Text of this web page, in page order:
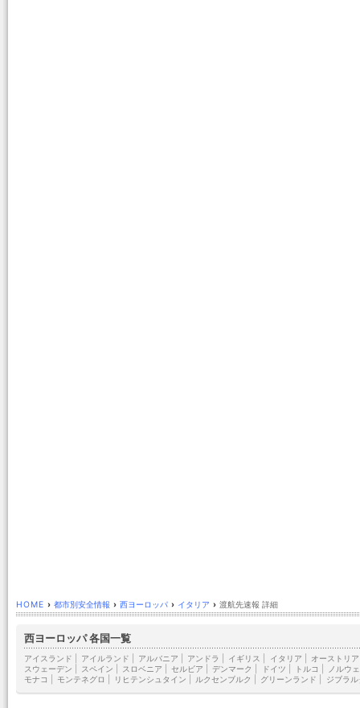
HOME › 都市別安全情報 › 西ヨーロッパ › イタリア › 渡航先速報 詳細
西ヨーロッパ 各国一覧
アイスランド アイルランド アルバニア アンドラ イギリス イタリア オーストリア
スウェーデン
スペイン スロベニア セルビア デンマーク ドイツ トルコ
ノルウ
モナコ
モンテネグロ リヒテンシュタイン ルクセンブルク グリーンランド ジブラル